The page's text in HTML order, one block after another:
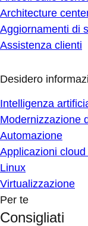
Architecture
Aggiornamenti di
Assistenza clienti
Desidero
Intelligenza
Modernizzazione
Automazione
Applicazioni
Linux
Virtualizzazione
Per te
Consigliati